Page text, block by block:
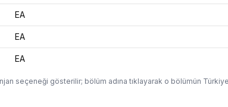
EA
EA
EA
seçeneği gösterilir; bölüm adına tıklayarak o bölümün